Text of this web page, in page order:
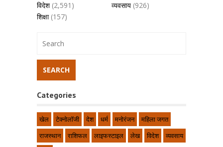
विदेश(2,591) व्यवसाय (926)
शिक्षा(157)
Categories
खेल टेक्नोलॉजी देश धर्म मनोरंजन
महिला जगत
राजस्थान
राशिफल लाइफस्टाइल लेख विदेश
व्यवसाय